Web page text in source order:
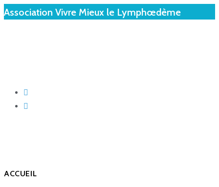
Association Vivre Mieux le Lymphœdème
ACCUEIL